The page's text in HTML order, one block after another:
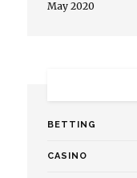
May 2020
BETTING
CASINO